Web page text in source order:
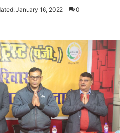
January 16, 2022 0